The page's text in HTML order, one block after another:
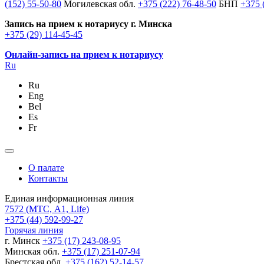
(152) 55-50-80 Могилевская обл. +375 (222) 76-48-50 БНП +375
Запись на прием к нотариусу г. Минска
+375 (29) 114-45-45
Онлайн-запись на прием к нотариусу
Ru
Ru
Eng
Bel
Es
Fr
О палате
Контакты
Единая информационная линия
7572 (МТС, A1, Life)
+375 (44) 592-99-27
Горячая линия
г. Минск +375 (17) 243-08-95
Минская обл. +375 (17) 251-07-94
Брестская обл. +375 (162) 52-14-57